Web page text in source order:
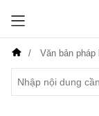
Văn bản pháp